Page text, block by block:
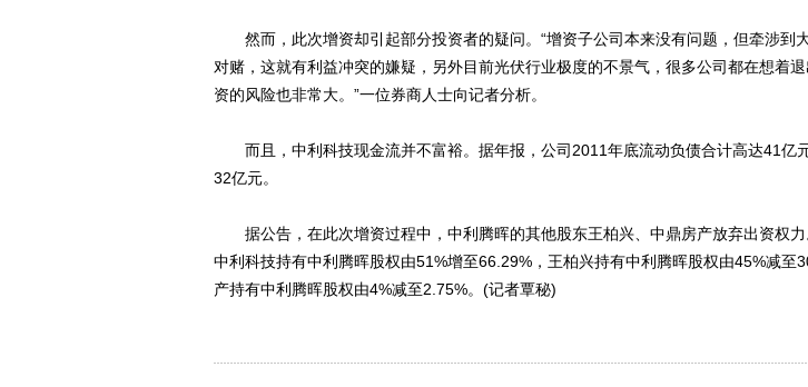
然而，此次增资却引起部分投资者的疑问。“增资子公司本来没有问题，但牵涉到
对赌，这就有利益冲突的嫌疑，另外目前光伏行业极度的不景气，很多公司都在想着
资的风险也非常大。”一位券商人士向记者分析。
而且，中利科技现金流并不富裕。据年报，公司2011年底流动负债合计高达41亿
32亿元。
据公告，在此次增资过程中，中利腾晖的其他股东王柏兴、中鼎房产放弃出资权力
中利科技持有中利腾晖股权由51%增至66.29%，王柏兴持有中利腾晖股权由45%减至
产持有中利腾晖股权由4%减至2.75%。(记者覃秘)